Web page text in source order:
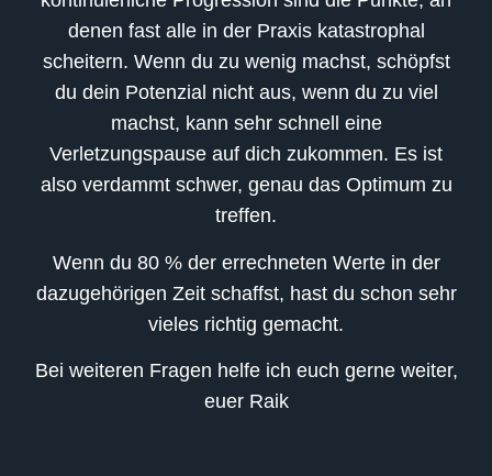
denen fast alle in der Praxis katastrophal
scheitern. Wenn du zu wenig machst, schöpfst
du dein Potenzial nicht aus, wenn du zu viel
machst, kann sehr schnell eine
Verletzungspause auf dich zukommen. Es ist
also verdammt schwer, genau das Optimum zu
treffen.
Wenn du 80 % der errechneten Werte in der
dazugehörigen Zeit schaffst, hast du schon sehr
vieles richtig gemacht.
Bei weiteren Fragen helfe ich euch gerne weiter,
euer Raik